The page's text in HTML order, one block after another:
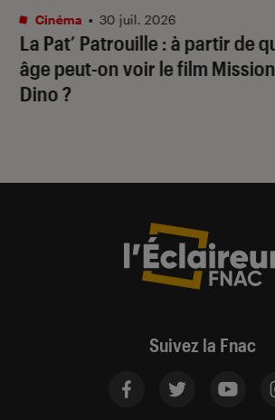
La Pat’ Patrouille: à partir de
âge peut-on voir le film Mission
Dino?
Cinéma • 30 juil. 2026
Suivez la Fnac